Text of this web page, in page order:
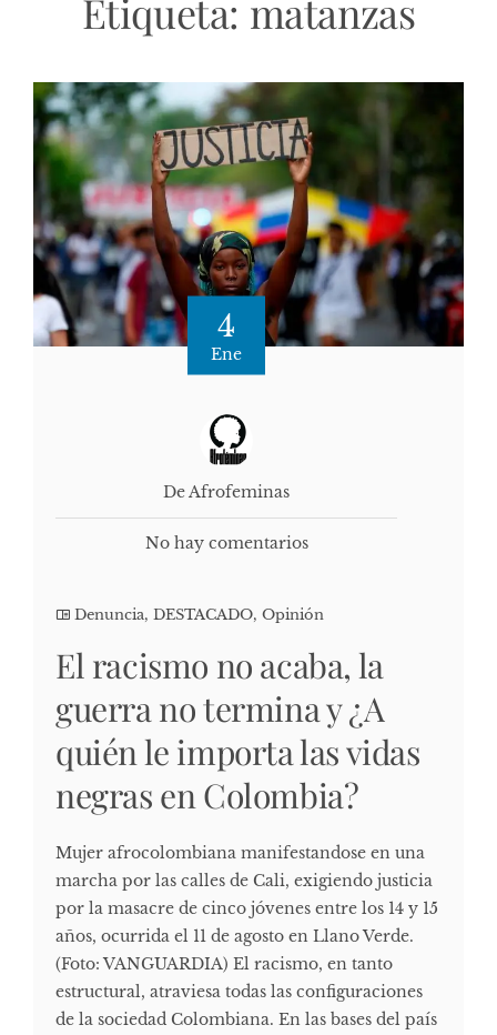
Etiqueta: matanzas
4
Ene
De Afrofeminas
No hay comentarios
Denuncia, DESTACADO, Opinión
El racismo no acaba, la
guerra no termina y ¿A
quién le importa las vidas
negras en Colombia?
Mujer afrocolombiana manifestandose en una
marcha por las calles de Cali, exigiendo justicia
por la masacre de cinco jóvenes entre los 14 y 15
años, ocurrida el 11 de agosto en Llano Verde.
(Foto: VANGUARDIA) El racismo, en tanto
estructural, atraviesa todas las configuraciones
de la sociedad Colombiana. En las bases del país